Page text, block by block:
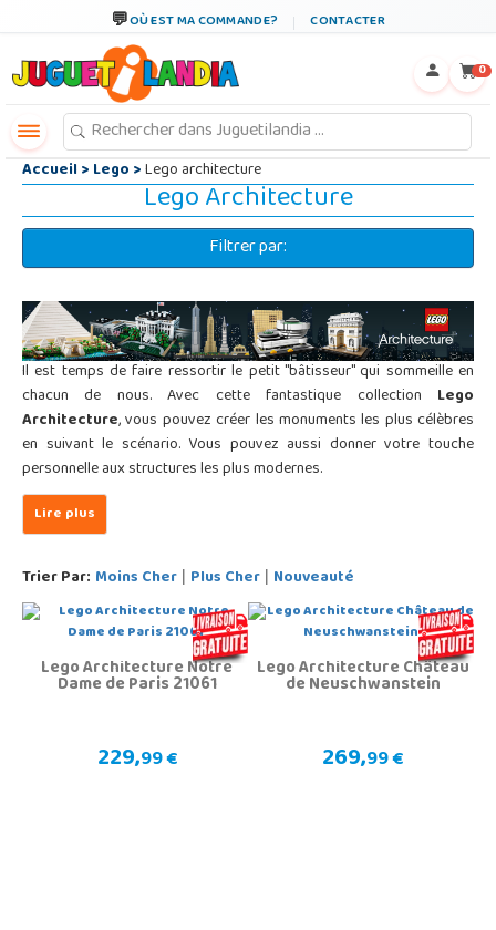
OÙ EST MA COMMANDE? CONTACTER
0
Accueil>Lego>Lego architecture
Lego Architecture
Filtrer par:
Il est temps de faire ressortir le petit "bâtisseur" qui sommeille en
chacun de nous. Avec cette fantastique collection Lego
Architecture, vous pouvez créer les monuments les plus célèbres
en suivant le scénario. Vous pouvez aussi donner votre touche
personnelle aux structures les plus modernes.
Trier Par: Moins Cher | Plus Cher | Nouveauté
Lego Architecture Notre
Dame de Paris 21061
229,99 €
Lego Architecture Château
de Neuschwanstein
269,99 €